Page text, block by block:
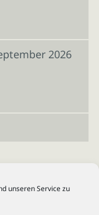
unseren Service zu
2026